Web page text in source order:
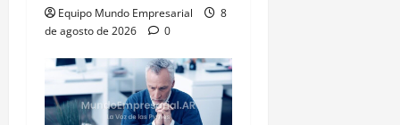
Equipo Mundo Empresarial
8
de agosto de 2026
0